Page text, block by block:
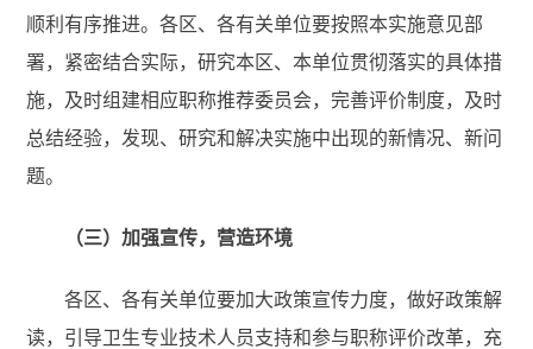
顺利有序推进。各区、各有关单位要按照本实施意见部
署，紧密结合实际，研究本区、本单位贯彻落实的具体措
施，及时组建相应职称推荐委员会，完善评价制度，及时
总结经验，发现、研究和解决实施中出现的新情况、新问
题。
（三）加强宣传，营造环境
各区、各有关单位要加大政策宣传力度，做好政策解
读，引导卫生专业技术人员支持和参与职称评价改革，充